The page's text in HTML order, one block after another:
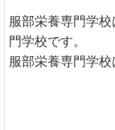
服部栄養専門学
門学校です。
服部栄養専門学校